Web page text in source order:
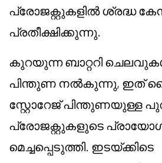
പ്രോജക്റ്റുകളിൽ ശ്രദ്ധ
പ്രതീക്ഷിക്കുന്നു.
കുറയുന്ന ബാറ്ററി
പിന്തുണ നൽകുന്നു, ഇത്
സ്റ്റോറേജ് പിന്തുണയുള്ള
പ്രോജക്റ്റുകളുടെ
മെച്ചപ്പെടുത്തി. ഇടയ്ക്കിടെ